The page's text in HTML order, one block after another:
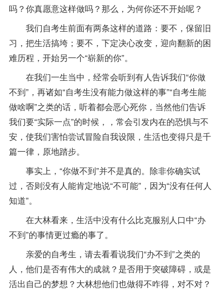
吗？你真愿意这样做吗？那么，为何你还不开始呢？
我们自考生前面有两条这样的道路：要不，保留旧
习，把生活搞垮；要不，下定决心改变，迎向翻新的困
难历程，开始另一个“崭新的你”。
在我们一生当中，经常会听到有人告诉我们“你做
不到”，再诸如“自考生没有能力做这样的事”“自考生能
做啥啊”之类的话，听着都会恶心死你，当然他们告诉
我们要“实际一点”的时候，，常会引发内在的恐惧与不
安，使我们害怕尝试冒险自我设限，生活也变得只是千
篇一律，原地踏步。
事实上，“你做不到”并不是真的。除非你确实试
过，否则没有人能肯定地说“不可能”，因为“没有任何人
知道”。
在大林看来，生活中没有什么比克服别人口中“办
不到”的事情更过瘾的事了。
亲爱的自考生，请去看看说我们“办不到”之类的
人，他们是否有伟大的成就？是否用于突破障碍，或是
活出自己的梦想？大林想他们也做得不咋得，对不对？